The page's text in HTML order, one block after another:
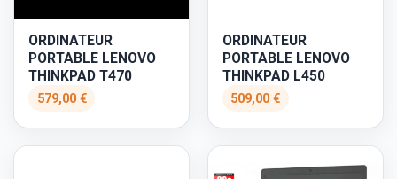
ORDINATEUR
PORTABLE LENOVO
THINKPAD T470
579,00 €
ORDINATEUR
PORTABLE LENOVO
THINKPAD L450
509,00 €